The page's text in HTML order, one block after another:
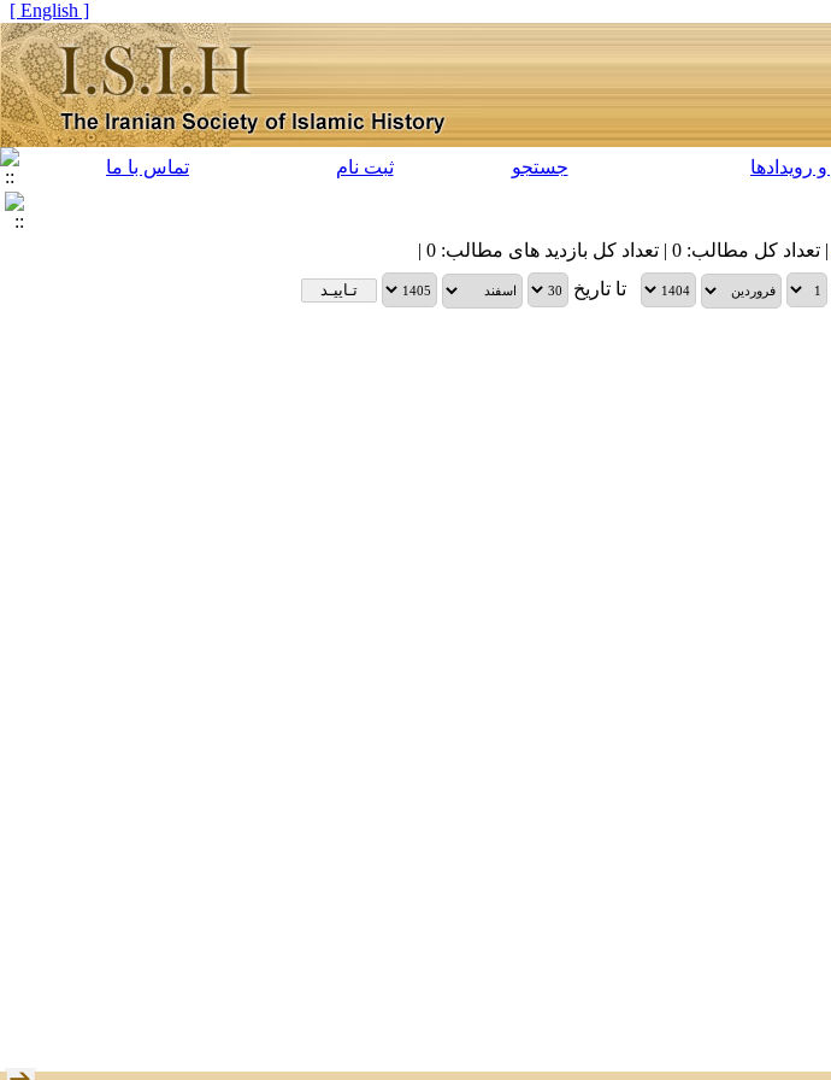
[ English ]
و رویدادها جستجو ثبت نام تماس با ما
| تعداد کل مطالب: 0 | تعداد کل بازدید های مطالب: 0 |
تا تاریخ